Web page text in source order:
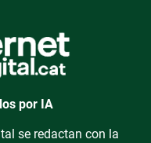
por IA
se redactan con la